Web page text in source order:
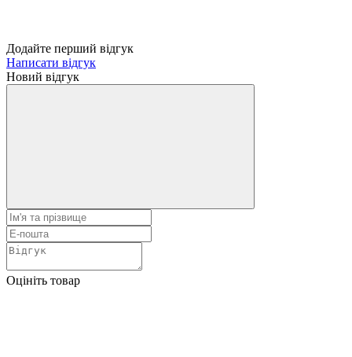
Додайте перший відгук
Написати відгук
Новий відгук
Оцініть товар